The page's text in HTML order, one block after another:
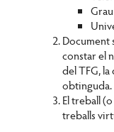
Document
constar el
del TFG,
obtinguda.
El treball
treballs